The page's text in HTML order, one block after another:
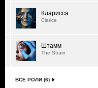
Кларисса
Clarice
Штамм
The Strain
ВСЕ РОЛИ (6)